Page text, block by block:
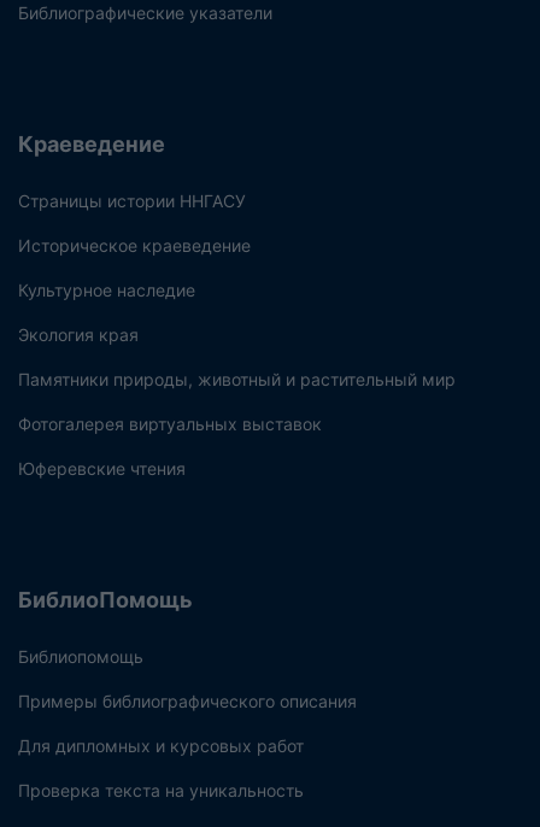
Библиографические указатели
Краеведение
Страницы истории ННГАСУ
Историческое краеведение
Культурное наследие
Экология края
Памятники природы, животный и растительный мир
Фотогалерея виртуальных выставок
Юферевские чтения
БиблиоПомощь
Библиопомощь
Примеры библиографического описания
Для дипломных и курсовых работ
Проверка текста на уникальность